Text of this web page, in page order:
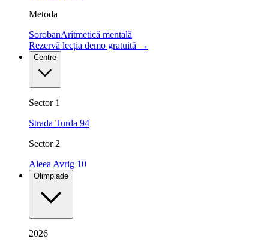
Metoda
SorobanAritmetică mentală
Rezervă lecția demo gratuită →
Centre
Sector 1
Strada Turda 94
Sector 2
Aleea Avrig 10
Olimpiade
2026